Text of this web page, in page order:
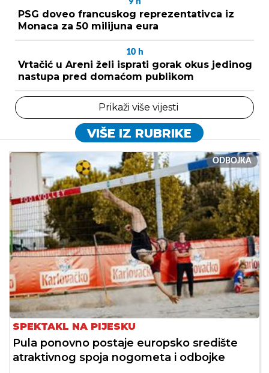
PSG doveo francuskog reprezentativca iz
Monaca za 50 milijuna eura
10 h
Vrtačić u Areni želi isprati gorak okus jedinog
nastupa pred domaćom publikom
Prikaži više vijesti
VIŠE IZ RUBRIKE
ODBOJKA
SPEKTAKL NA PIJESKU
Pula ponovno postaje europsko središte
atraktivnog spoja nogometa i odbojke